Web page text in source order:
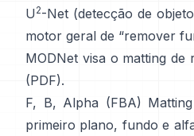
U 2-Net (detecção de
motor geral de “remover
MODNet visa o matting de
(PDF).
F, B, Alpha (FBA) Matting
primeiro plano, fundo e